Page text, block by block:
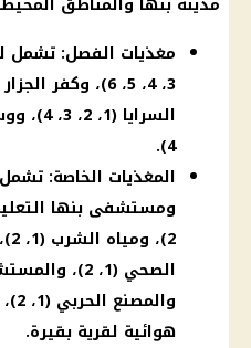
4).
هوائية لقرية بقيرة.